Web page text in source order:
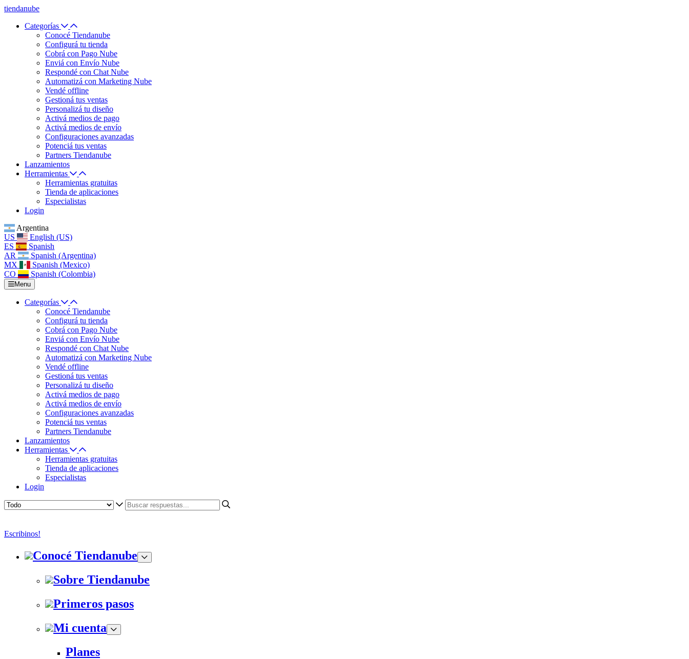
tiendanube
Categorías
Conocé Tiendanube
Configurá tu tienda
Cobrá con Pago Nube
Enviá con Envío Nube
Respondé con Chat Nube
Automatizá con Marketing Nube
Vendé offline
Gestioná tus ventas
Personalizá tu diseño
Activá medios de pago
Activá medios de envío
Configuraciones avanzadas
Potenciá tus ventas
Partners Tiendanube
Lanzamientos
Herramientas
Herramientas gratuitas
Tienda de aplicaciones
Especialistas
Login
Argentina
US
English (US)
ES
Spanish
AR
Spanish (Argentina)
MX
Spanish (Mexico)
CO
Spanish (Colombia)
Menu
Categorías
Conocé Tiendanube
Configurá tu tienda
Cobrá con Pago Nube
Enviá con Envío Nube
Respondé con Chat Nube
Automatizá con Marketing Nube
Vendé offline
Gestioná tus ventas
Personalizá tu diseño
Activá medios de pago
Activá medios de envío
Configuraciones avanzadas
Potenciá tus ventas
Partners Tiendanube
Lanzamientos
Herramientas
Herramientas gratuitas
Tienda de aplicaciones
Especialistas
Login
Escribinos!
Conocé Tiendanube
Sobre Tiendanube
Primeros pasos
Mi cuenta
Planes